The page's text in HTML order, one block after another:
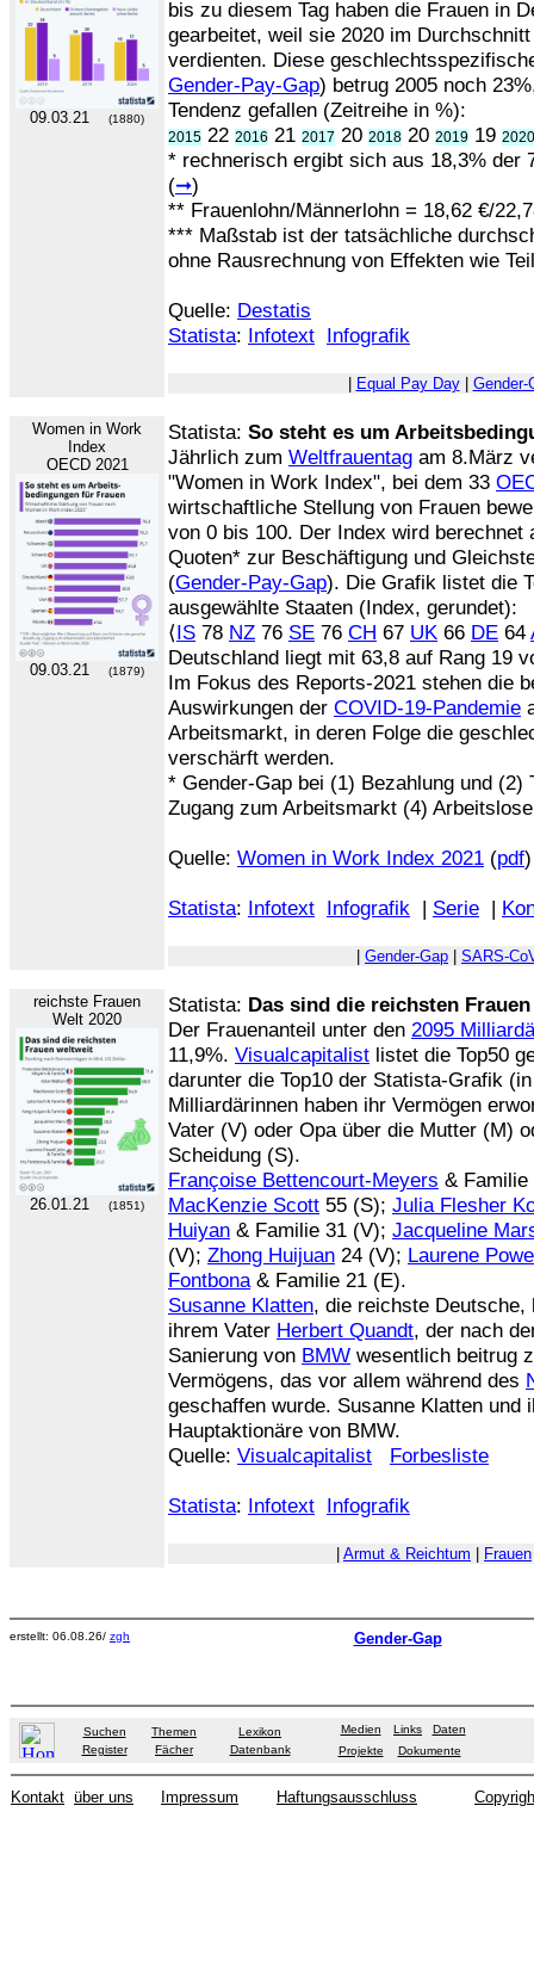
09.03.21 (1880)
bis zu diesem Tag haben die Frauen in
gearbeitet, weil sie 2020 im
verdienten. Diese
Gender-Pay-Gap) betrug 2005 noch
Tendenz gefallen (Zeitreihe in %):
2015 22 2016 21 2017 20 2018 20 2019 19 2020
* rechnerisch ergibt sich aus 18,3% der
(➞)
** Frauenlohn/Männerlohn = 18,62 €/
*** Maßstab ist der tatsächliche
ohne Rausrechnung von Effekten wie
Quelle: Destatis
Statista: Infotext Infografik
Equal Pay Day| Gender-
Women in Work
Index
OECD 2021
09.03.21 (1879)
Statista: So steht es um
Jährlich zum Weltfrauentag am 8.März
"Women in Work Index", bei dem 33
wirtschaftliche Stellung von Frauen
von 0 bis 100. Der Index wird
Quoten* zur Beschäftigung und
(Gender-Pay-Gap). Die Grafik listet die
ausgewählte Staaten (Index, gerundet):
⟨IS 78 NZ 76 SE 76 CH 67 UK 66 DE 64
Deutschland liegt mit 63,8 auf Rang 19
Im Fokus des Reports-2021 stehen die
Auswirkungen der COVID-19-Pandemie
Arbeitsmarkt, in deren Folge die
verschärft werden.
* Gender-Gap bei (1) Bezahlung und (2)
Zugang zum Arbeitsmarkt (4)
Quelle: Women in Work Index 2021 (pdf)
Statista: Infotext Infografik | Serie |
Gender-Gap SARS-
reichste Frauen
Welt 2020
26.01.21 (1851)
Statista: Das sind die reichsten
Der Frauenanteil unter den 2095
11,9%. Visualcapitalist listet die Top50
darunter die Top10 der Statista-Grafik
Milliardärinnen haben ihr Vermögen
Vater (V) oder Opa über die Mutter (M)
Scheidung (S).
Françoise Bettencourt-Meyers &
MacKenzie Scott 55 (S); Julia Flesher
Huiyan & Familie 31 (V); Jacqueline
(V); Zhong Huijuan 24 (V); Laurene
Fontbona& Familie 21 (E).
Susanne Klatten, die reichste Deutsche,
ihrem Vater Herbert Quandt, der nach
Sanierung von BMW wesentlich beitrug
Vermögens, das vor allem während des
geschaffen wurde. Susanne Klatten und
Hauptaktionäre von BMW.
Quelle: Visualcapitalist Forbesliste
Statista: Infotext Infografik
Armut & Reichtum Frauen
erstellt: 06.08.26/ zgh Gender-Gap
Suchen Themen
Lexikon
Register
Fächer Datenbank
Medien Links
Daten
Projekte
Dokumente
Kontakt über uns Impressum Haftungsausschluss